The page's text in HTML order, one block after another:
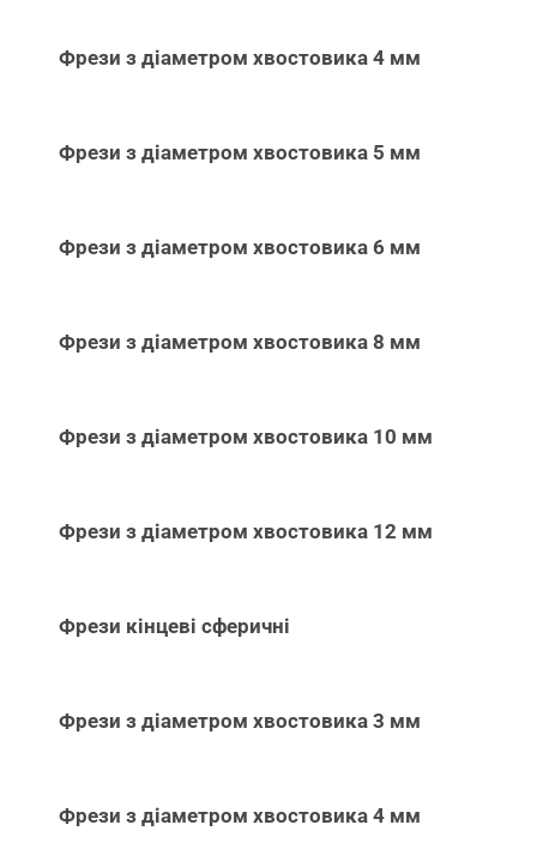
Фрези з діаметром хвостовика 4 мм
Фрези з діаметром хвостовика 5 мм
Фрези з діаметром хвостовика 6 мм
Фрези з діаметром хвостовика 8 мм
Фрези з діаметром хвостовика 10 мм
Фрези з діаметром хвостовика 12 мм
Фрези кінцеві сферичні
Фрези з діаметром хвостовика 3 мм
Фрези з діаметром хвостовика 4 мм